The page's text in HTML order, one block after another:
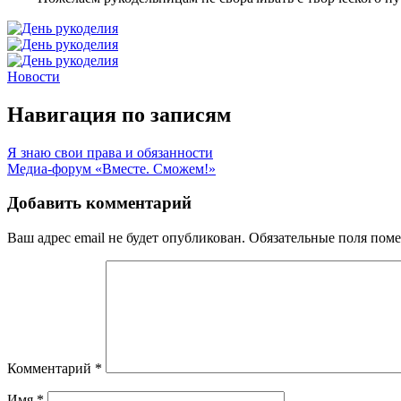
Новости
Навигация по записям
Я знаю свои права и обязанности
Медиа-форум «Вместе. Сможем!»
Добавить комментарий
Ваш адрес email не будет опубликован. Обязательные поля
Комментарий *